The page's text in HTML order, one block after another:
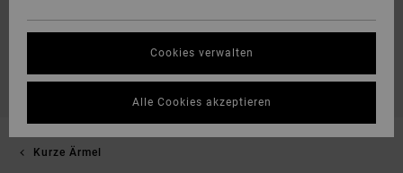
Kurze Ärmel
Cookies verwalten
Alle Cookies akzeptieren